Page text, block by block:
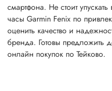
смартфона. Не стоит
часы Garmin Fenix по
оценить качество и
бренда. Готовы предложить
онлайн покупок по Тейково.